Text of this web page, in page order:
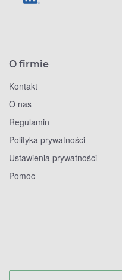
O firmie
Kontakt
O nas
Regulamin
Polityka prywatności
Ustawienia prywatności
Pomoc